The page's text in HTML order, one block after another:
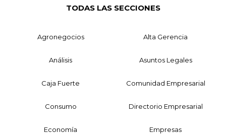
TODAS LAS SECCIONES
Agronegocios Alta Gerencia
Análisis Asuntos Legales
Caja Fuerte Comunidad Empresarial
Consumo Directorio Empresarial
Economía Empresas